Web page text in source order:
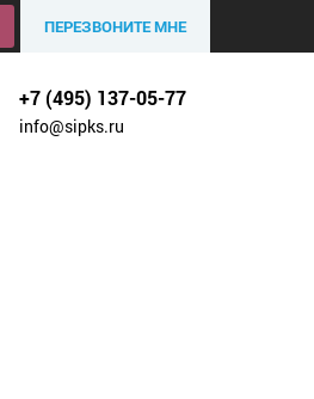
ПЕРЕЗВОНИТЕ МНЕ
+7 (495) 137-05-77
info@sipks.ru